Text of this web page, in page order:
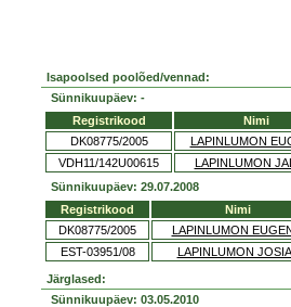
Isapoolsed poolõed/vennad:
Sünnikuupäev: -
Registrikood
Nimi
DK08775/2005
LAPINLUMON
VDH11/142U00615
LAPINLUMON
Sünnikuupäev: 29.07.2008
Registrikood
Nimi
DK08775/2005
LAPINLUMON
EST-03951/08
LAPINLUMON
Järglased:
Sünnikuupäev: 03.05.2010